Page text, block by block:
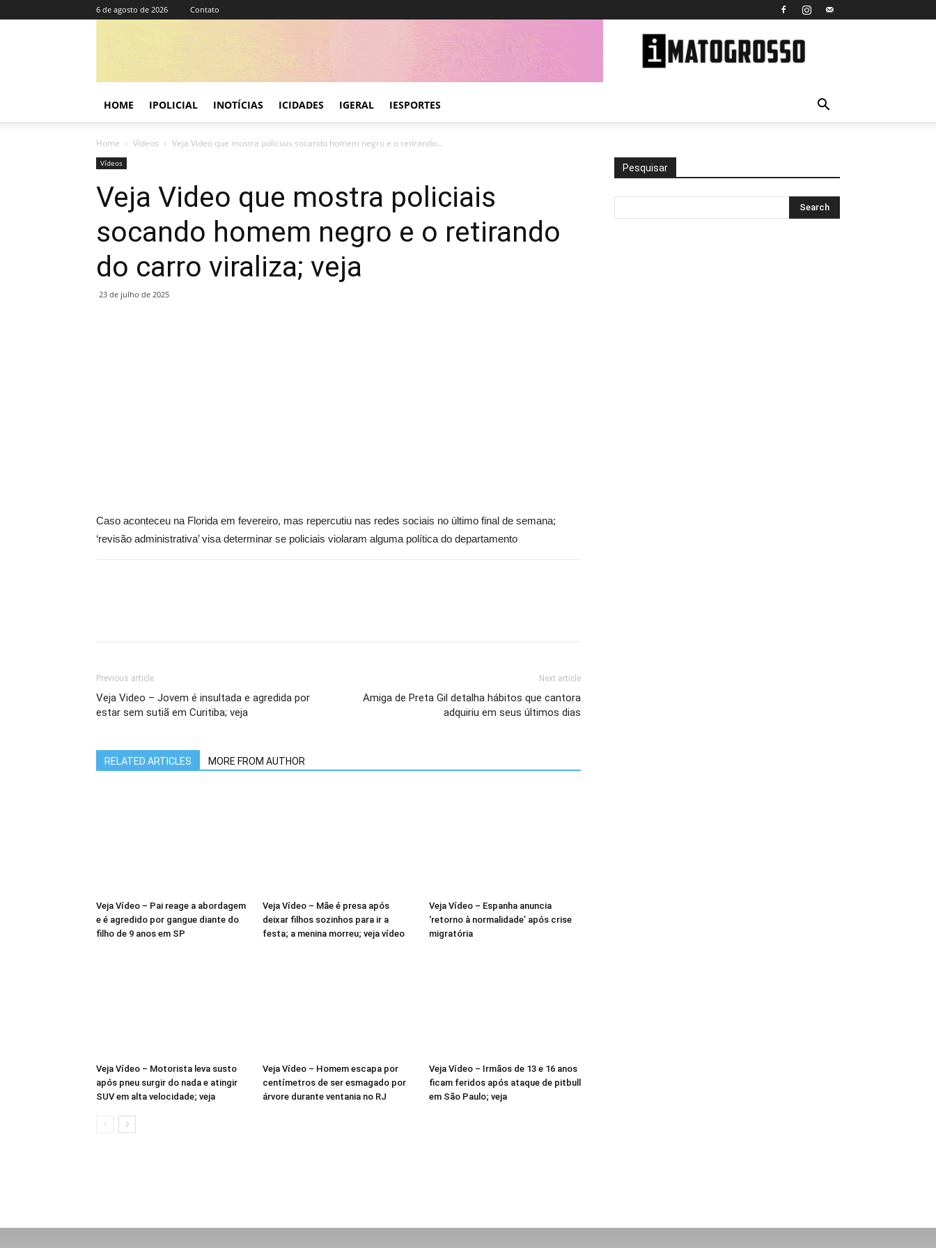
6 de agosto de 2026 Contato
Grosso
HOME IPOLICIAL INOTÍCIAS ICIDADES IGERAL IESPORTES
Home Vídeos Veja Video que mostra policiais socando homem negro e o retirando...
Vídeos
Veja Video que mostra policiais
socando homem negro e o retirando
do carro viraliza; veja
23 de julho de 2025
Caso aconteceu na Florida em fevereiro, mas repercutiu nas redes sociais no último final de semana;
‘revisão administrativa’ visa determinar se policiais violaram alguma política do departamento
Previous article
Veja Video – Jovem é insultada e agredida por
estar sem sutiã em Curitiba; veja
Next article
Amiga de Preta Gil detalha hábitos que cantora
adquiriu em seus últimos dias
RELATED ARTICLES MORE FROM AUTHOR
Veja Vídeo – Pai reage a abordagem
e é agredido por gangue diante do
filho de 9 anos em SP
Veja Vídeo – Mãe é presa após
deixar filhos sozinhos para ir a
festa; a menina morreu; veja vídeo
Veja Vídeo – Espanha anuncia
‘retorno à normalidade’ após crise
migratória
Veja Vídeo – Motorista leva susto
após pneu surgir do nada e atingir
SUV em alta velocidade; veja
Veja Vídeo – Homem escapa por
centímetros de ser esmagado por
árvore durante ventania no RJ
Veja Vídeo – Irmãos de 13 e 16 anos
ficam feridos após ataque de pitbull
em São Paulo; veja
Pesquisar